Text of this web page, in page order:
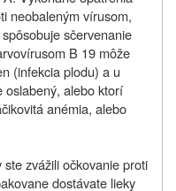
neobaleným vírusom,
sčervenanie
B 19 môže
(infekcia plodu) a u
oslabený, alebo ktorí
anémia, alebo
zvážili očkovanie proti
dostávate lieky